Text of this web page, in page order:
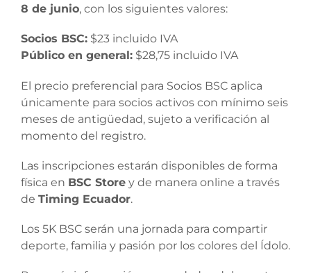
8 de junio, con los siguientes valores:
Socios BSC: $23 incluido IVA
Público en general: $28,75 incluido IVA
El precio preferencial para Socios BSC aplica
únicamente para socios activos con mínimo seis
meses de antigüedad, sujeto a verificación al
momento del registro.
Las inscripciones estarán disponibles de forma
física en BSC Store y de manera online a través
de Timing Ecuador.
Los 5K BSC serán una jornada para compartir
deporte, familia y pasión por los colores del Ídolo.